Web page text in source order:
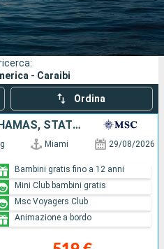
Compagnie
- Caraibi
Ordina
HONDURAS, MESSICO, BAHAMAS, STATI UNITI
Miami 29/08/2026
Bambini gratis fino a 12 anni
Mini Club bambini gratis
Msc Voyagers Club
Animazione a bordo